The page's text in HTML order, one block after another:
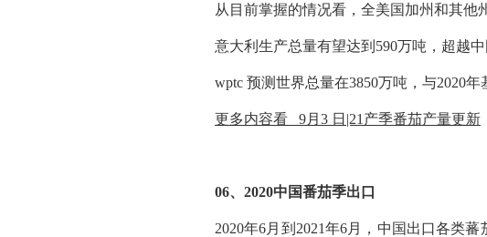
从目前掌握的情况看，全美国加州和其他
意大利生产总量有望达到590万吨，超越
wptc 预测世界总量在3850万吨，与2020年
更多内容看 9月3 日|21产季番茄产量更新
06、2020中国番茄季出口
2020年6月到2021年6月，中国出口各类